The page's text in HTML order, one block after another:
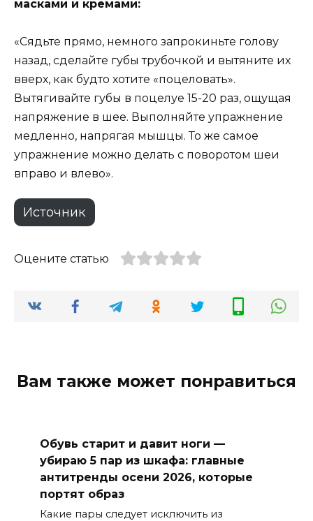
масками и кремами:
«Сядьте прямо, немного запрокиньте голову
назад, сделайте губы трубочкой и вытяните их
вверх, как будто хотите «поцеловать».
Вытягивайте губы в поцелуе 15-20 раз, ощущая
напряжение в шее. Выполняйте упражнение
медленно, напрягая мышцы. То же самое
упражнение можно делать с поворотом шеи
вправо и влево».
Источник
Оцените статью
Вам также может понравиться
Обувь старит и давит ноги —
убираю 5 пар из шкафа: главные
антитренды осени 2026, которые
портят образ
Какие пары следует исключить из